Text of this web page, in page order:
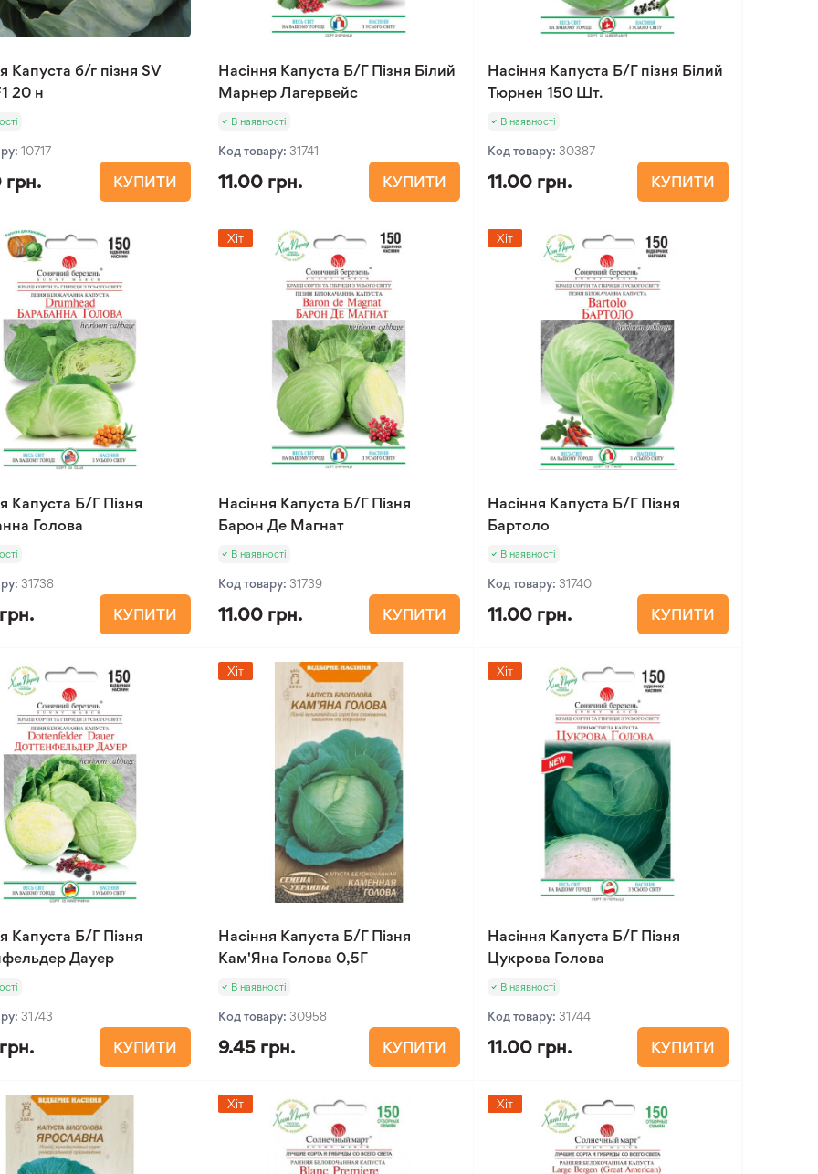
Капуста б/г пізня SV
20 н
10717
КУПИТИ
Насіння Капуста Б/Г Пізня Білий
Марнер Лагервейс
В наявності
Код товару:31741
11.00 грн. КУПИТИ
Насіння Капуста Б/Г пізня Білий
Тюрнен 150 Шт.
В наявності
Код товару: 30387
11.00 грн. КУПИТИ
Капуста Б/Г Пізня
Голова
31738
КУПИТИ
Хіт
Насіння Капуста Б/Г Пізня
Барон Де Магнат
В наявності
Код товару:31739
11.00 грн. КУПИТИ
Хіт
Насіння Капуста Б/Г Пізня
Бартоло
В наявності
Код товару: 31740
11.00 грн. КУПИТИ
Капуста Б/Г Пізня
Дауер
31743
КУПИТИ
Хіт
Насіння Капуста Б/Г Пізня
Кам'Яна Голова 0,5Г
В наявності
Код товару:30958
9.45 грн. КУПИТИ
Хіт
Насіння Капуста Б/Г Пізня
Цукрова Голова
В наявності
Код товару: 31744
11.00 грн. КУПИТИ
Хіт Хіт